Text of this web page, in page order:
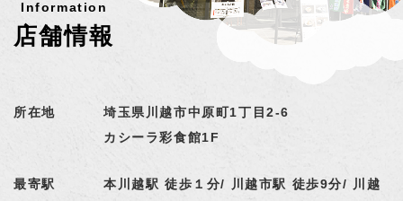
Information
店舗情報
所在地
埼玉県川越市中原町1丁目2-6
カシーラ彩食館1F
最寄駅
本川越駅 徒歩１分/ 川越市駅 徒歩9分/ 川越